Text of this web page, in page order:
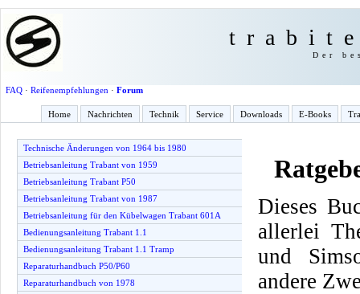
Der
FAQ· Reifenempfehlungen · Forum
Home Nachrichten Technik Service Downloads E-Books
Technische Änderungen von 1964 bis 1980
Betriebsanleitung Trabant von 1959
Betriebsanleitung Trabant P50
Betriebsanleitung Trabant von 1987
Betriebsanleitung für den Kübelwagen Trabant 601A
Bedienungsanleitung Trabant 1.1
Bedienungsanleitung Trabant 1.1 Tramp
Reparaturhandbuch P50/P60
Reparaturhandbuch von 1978
Dieses
allerlei
und
andere